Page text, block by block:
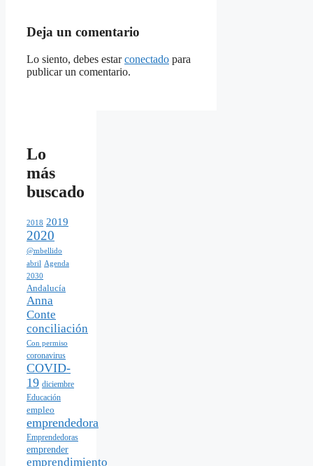
Deja un comentario
Lo siento, debes estarconectado para
publicar un comentario.
Lo
más
buscado
2018 2019
2020
@mbellido
abril Agenda
2030
Andalucía
Anna
Conte
conciliación
Con permiso
coronavirus
COVID-
19 diciembre
Educación
empleo
emprendedora
Emprendedoras
emprender
emprendimiento